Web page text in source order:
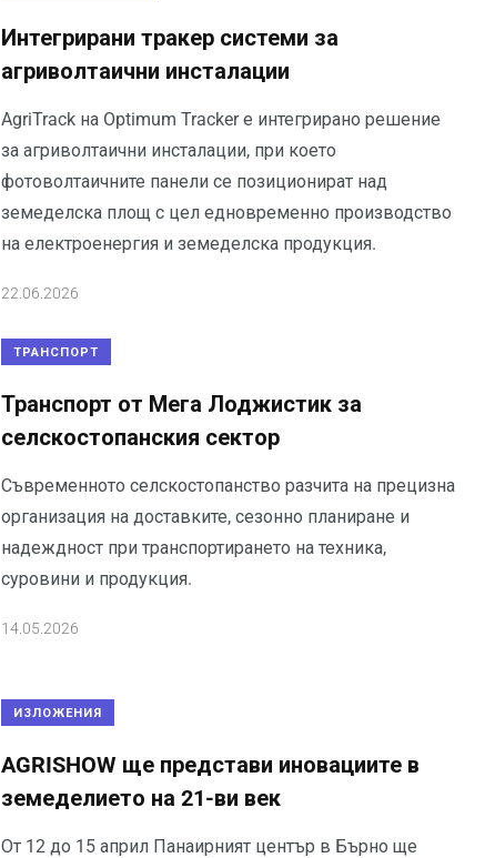
Интегрирани тракер системи за
агриволтаични инсталации
AgriTrack на Optimum Tracker е интегрирано решение
за агриволтаични инсталации, при което
фотоволтаичните панели се позиционират над
земеделска площ с цел едновременно производство
на електроенергия и земеделска продукция.
22.06.2026
ТРАНСПОРТ
Транспорт от Мега Лоджистик за
селскостопанския сектор
Съвременното селскостопанство разчита на прецизна
организация на доставките, сезонно планиране и
надеждност при транспортирането на техника,
суровини и продукция.
14.05.2026
ИЗЛОЖЕНИЯ
AGRISHOW ще представи иновациите в
земеделието на 21-ви век
От 12 до 15 април Панаирният център в Бърно ще